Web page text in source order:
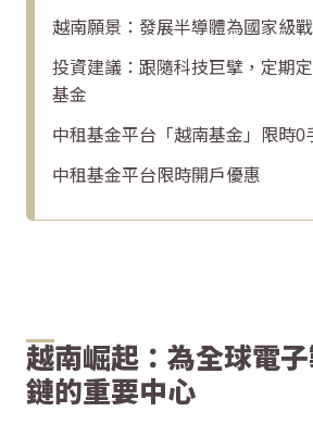
越南願景：發展半導體為國家級
投資建議：跟隨科技巨擘，定期
基金
中租基金平台「越南基金」限時0
中租基金平台限時開戶優惠
越南崛起：為全球電
鏈的重要中心